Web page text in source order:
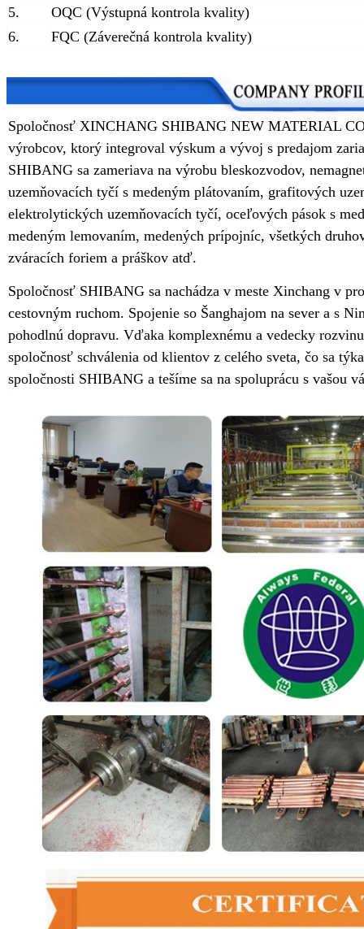
5.
OQC (Výstupná kontrola kvality)
6.
FQC (Záverečná kontrola kvality)
Spoločnosť XINCHANG SHIBANG NEW MATERIAL
výrobcov, ktorý integroval výskum a vývoj s predajom
SHIBANG sa zameriava na výrobu bleskozvodov,
uzemňovacích tyčí s medeným plátovaním, grafitových
elektrolytických uzemňovacích tyčí, oceľových pások s
medeným lemovaním, medených prípojníc, všetkých
zváracích foriem a práškov atď.
Spoločnosť SHIBANG sa nachádza v meste Xinchang v
cestovným ruchom. Spojenie so Šanghajom na sever a s
pohodlnú dopravu. Vďaka komplexnému a vedecky
spoločnosť schválenia od klientov z celého sveta, čo sa
spoločnosti SHIBANG a tešíme sa na spoluprácu s vašou